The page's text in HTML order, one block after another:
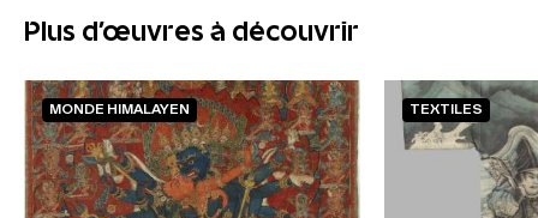
Plus d'œuvres à découvrir
MONDE HIMALAYEN TEXTILES